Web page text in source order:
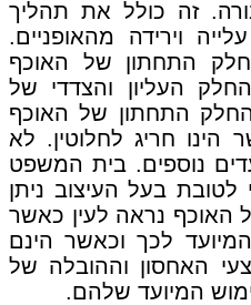
זה כולל את תהליך
וירידה מהאופניים.
התחתון של האוכף
העליון והצדדי של
התחתון של האוכף
חריג לחלוטין. לא
נוספים. בית המשפט
בעל העיצוב ניתן
האוכף נראה לעין כאשר
לכך וכאשר הינם
האחסון וההובלה של
המיועד שלהם.